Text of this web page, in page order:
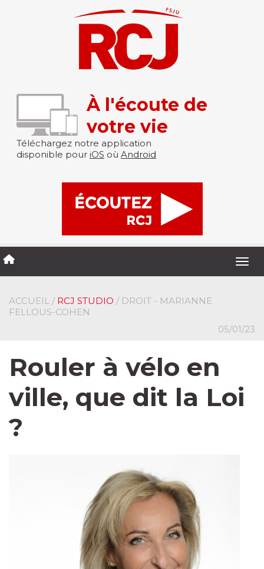
À l'écoute de
votre vie
Téléchargez notre application
disponible pour iOS où Android
ACCUEIL / RCJ STUDIO / DROIT - MARIANNE
FELLOUS-COHEN
05/01/23
Rouler à vélo en
ville, que dit la Loi
?